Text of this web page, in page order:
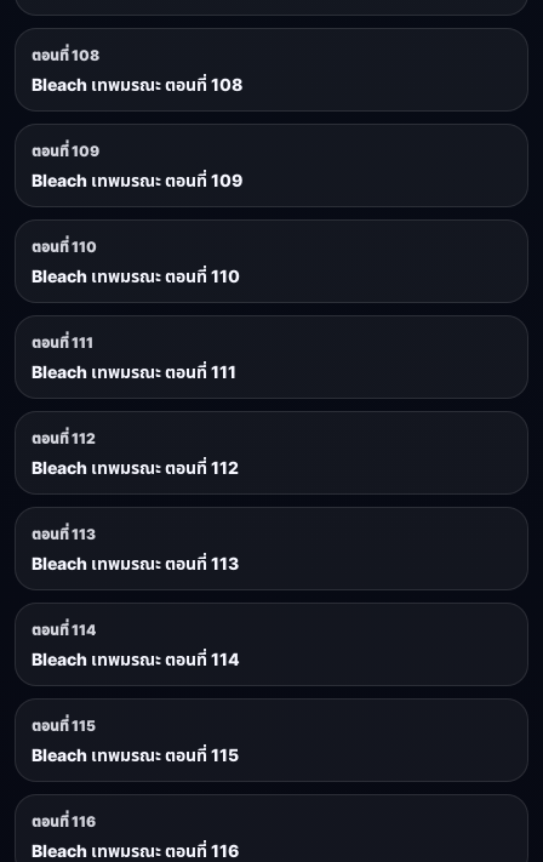
ตอนที่ 108
Bleach เทพมรณะ ตอนที่ 108
ตอนที่ 109
Bleach เทพมรณะ ตอนที่ 109
ตอนที่ 110
Bleach เทพมรณะ ตอนที่ 110
ตอนที่ 111
Bleach เทพมรณะ ตอนที่ 111
ตอนที่ 112
Bleach เทพมรณะ ตอนที่ 112
ตอนที่ 113
Bleach เทพมรณะ ตอนที่ 113
ตอนที่ 114
Bleach เทพมรณะ ตอนที่ 114
ตอนที่ 115
Bleach เทพมรณะ ตอนที่ 115
ตอนที่ 116
Bleach เทพมรณะ ตอนที่ 116